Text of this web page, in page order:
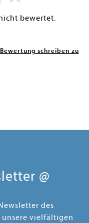
bewertet.
schreiben zu
@
des
unsere vielfältigen